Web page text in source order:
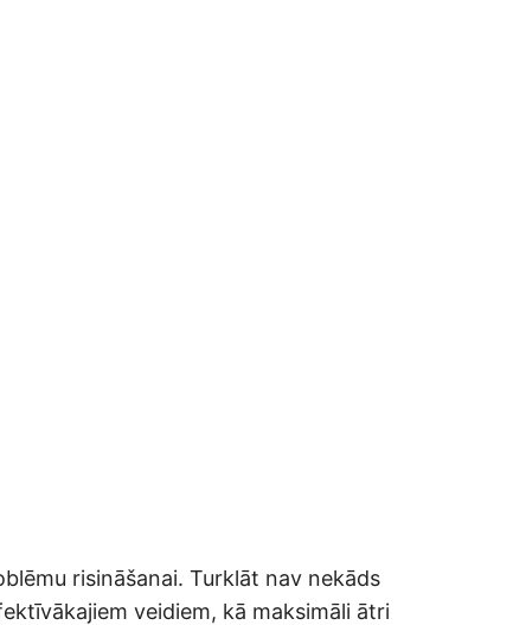
risināšanai. Turklāt nav nekāds
veidiem, kā maksimāli ātri